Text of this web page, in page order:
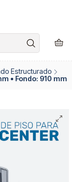
Estructurado
• Fondo: 910 mm